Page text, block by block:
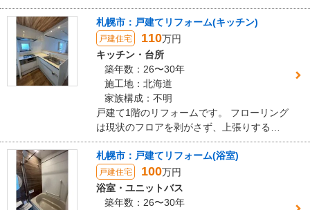
快適にお過ごしいただけるよう、
心を込めてご提案させていただきました。
今回のリフォームが、お客様のより快適な暮らしのお役に立てまし
たら幸いです。
今後も住まいに関するお困りごとやご相談がございましたら、どう
ぞお気軽にお声がけください。
このたびは、誠にありがとうございました。
： マンション
リフォーム箇所： 、玄関 、 窓・サッシ 、
価格
： 1,250,000円
施工地
北海道 札幌市
築年数
： 30年以上
工事完了日
： 2026年6月10日
とでゴミ処理費用をコストダウンしていま
す。 床 Panasonic ウスイータ キッチ
ン LIXIL シエラS ユニットバス LIXIL
リノビオV
札幌市：戸建てリフォーム(キッチン)
戸建住宅 110万円
キッチン・台所
築年数：26〜30年
施工地：北海道
家族構成：不明
戸建て1階のリフォームです。 フローリング
は現状のフロアを剥がさず、上張りするこ
とでゴミ処理費用をコストダウンしていま
す。 床 Panasonic ウスイータ キッチ
ン LIXIL シエラS ユニットバス LIXIL
リノビオV
札幌市：戸建てリフォーム(浴室)
戸建住宅 100万円
浴室・ユニットバス
築年数：26〜30年